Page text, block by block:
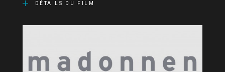
DÉTAILS DU FILM